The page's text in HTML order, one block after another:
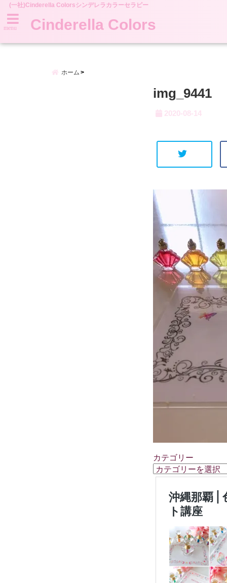
(一社)Cinderella Colorsシンデレラカラーセラピー
menu Cinderella Colors
ホーム
img_9441
2020-08-14
カテゴリー
カ
テ